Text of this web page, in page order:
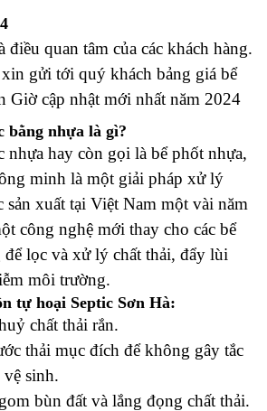
điều quan tâm của các khách hàng.
gửi tới quý khách bảng giá bể
Giờ cập nhật mới nhất năm 2024
bằng nhựa là gì?
nhựa hay còn gọi là bể phốt nhựa,
minh là một giải pháp xử lý
sản xuất tại Việt Nam một vài năm
công nghệ mới thay cho các bể
lọc và xử lý chất thải, đẩy lùi
môi trường.
tự hoại Septic Sơn Hà:
chất thải rắn.
thải mục đích để không gây tắc
sinh.
bùn đất và lắng đọng chất thải.